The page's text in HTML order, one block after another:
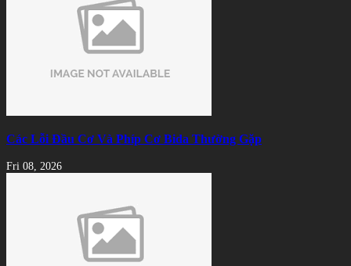
Các Lỗi Đầu Cơ Và Phíp Cơ Bida Thường Gặp
Fri 08, 2026